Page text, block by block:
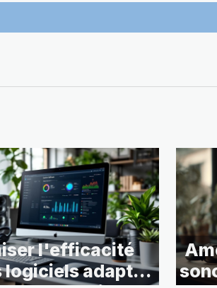
l'efficacité
logiciels adaptés